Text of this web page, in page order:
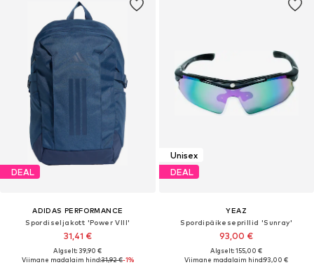
DEAL
ADIDAS PERFORMANCE
Spordiseljakott 'Power VIII'
31,41 €
Algselt: 39,90 €
Viimane madalaim hind:31,92 €-1%
Unisex
DEAL
YEAZ
Spordipäikeseprillid 'Sunray'
93,00 €
Algselt: 155,00 €
Viimane madalaim hind:93,00 €